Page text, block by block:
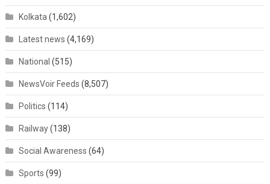
Kolkata (1,602)
Latest news (4,169)
National (515)
NewsVoir Feeds (8,507)
Politics (114)
Railway(138)
Social Awareness (64)
Sports (99)